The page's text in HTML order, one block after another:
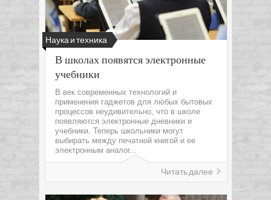
Наука и техника
В школах появятся электронные
учебники
В век современных технологий и
применения гаджетов для любых бытовых
процессов неудивительно, что в школе
появляются электронные дневники и
учебники. Теперь школьники могут
выбирать между печатной книгой и ее
электронным аналог...
Читать далее